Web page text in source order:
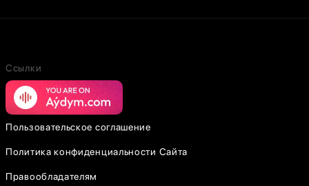
Ссылки
Пользовательское соглашение
Политика конфиденциальности Сайта
Правообладателям